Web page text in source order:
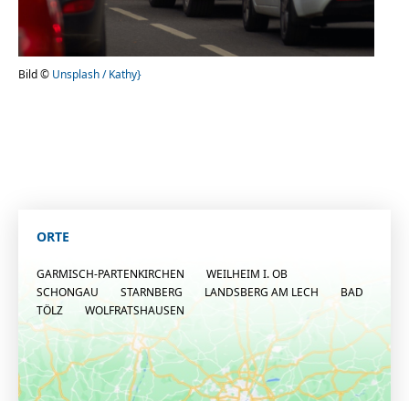
Bild © Unsplash / Kathy}
ORTE
GARMISCH-PARTENKIRCHEN
WEILHEIM I. OB
SCHONGAU
STARNBERG LANDSBERG AM LECH
BAD
TÖLZ
WOLFRATSHAUSEN